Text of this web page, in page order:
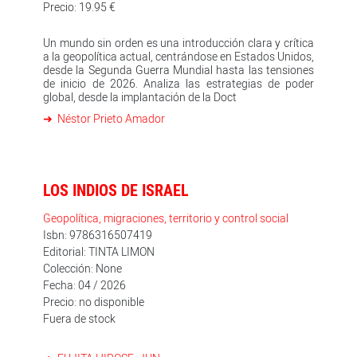
Precio: 19.95 €
Un mundo sin orden es una introducción clara y crítica
a la geopolítica actual, centrándose en Estados Unidos,
desde la Segunda Guerra Mundial hasta las tensiones
de inicio de 2026. Analiza las estrategias de poder
global, desde la implantación de la Doct
Néstor Prieto Amador
LOS INDIOS DE ISRAEL
Geopolítica, migraciones, territorio y control social
Isbn: 9786316507419
Editorial: TINTA LIMON
Colección: None
Fecha: 04 / 2026
Precio: no disponible
Fuera de stock